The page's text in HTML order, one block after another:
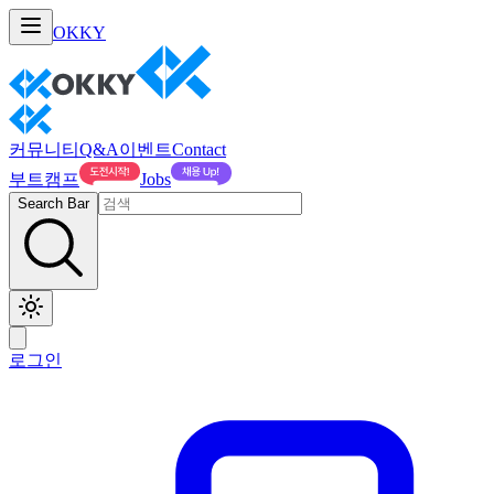
OKKY
커뮤니티 Q&A이벤트Contact
부트캠프
Jobs
Search Bar
로그인